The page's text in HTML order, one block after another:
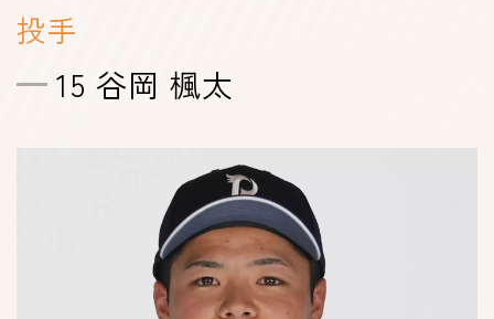
投手
15 谷岡 楓太